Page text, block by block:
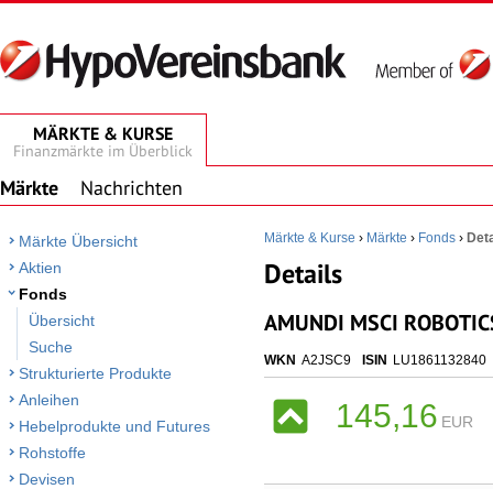
MÄRKTE & KURSE
Finanzmärkte im Überblick
Märkte Nachrichten
Märkte Übersicht
Aktien
Fonds
Übersicht
Suche
Strukturierte Produkte
Anleihen
Hebelprodukte und Futures
Rohstoffe
Devisen
Märkte & Kurse › Märkte › Fonds ›
Details
AMUNDI MSCI
WKN A2JSC9 ISIN LU1861132840
145,16 EUR